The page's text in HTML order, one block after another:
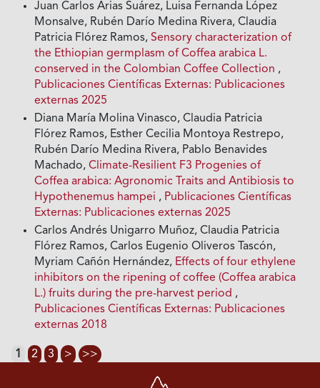
Juan Carlos Arias Suárez, Luisa Fernanda López
Monsalve, Rubén Darío Medina Rivera, Claudia
Patricia Flórez Ramos,Sensory characterization of
the Ethiopian germplasm of Coffea arabica L.
conserved in the Colombian Coffee Collection ,
Publicaciones Científicas Externas: Publicaciones
externas 2025
Diana María Molina Vinasco, Claudia Patricia
Flórez Ramos, Esther Cecilia Montoya Restrepo,
Rubén Darío Medina Rivera, Pablo Benavides
Machado,Climate-Resilient F3 Progenies of
Coffea arabica: Agronomic Traits and Antibiosis to
Hypothenemus hampei , Publicaciones Científicas
Externas: Publicaciones externas 2025
Carlos Andrés Unigarro Muñoz, Claudia Patricia
Flórez Ramos, Carlos Eugenio Oliveros Tascón,
Myriam Cañón Hernández, Effects of four ethylene
inhibitors on the ripening of coffee (Coffea arabica
L.) fruits during the pre-harvest period ,
Publicaciones Científicas Externas: Publicaciones
externas 2018
1 2 3 > >>